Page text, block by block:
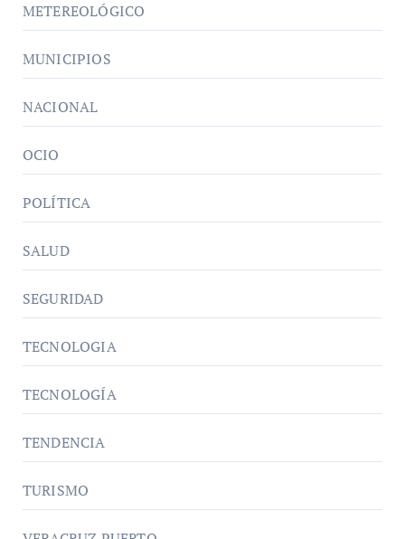
METEREOLÓGICO
MUNICIPIOS
NACIONAL
OCIO
POLÍTICA
SALUD
SEGURIDAD
TECNOLOGIA
TECNOLOGÍA
TENDENCIA
TURISMO